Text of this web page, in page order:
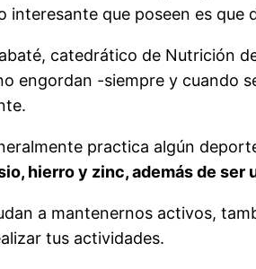
interesante que poseen es
catedrático de Nutrición
engordan -siempre y cuando
practica algún
hierro y zinc, además de ser
a mantenernos activos,
tus actividades.